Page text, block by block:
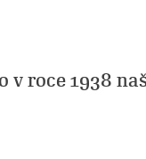
v roce 1938